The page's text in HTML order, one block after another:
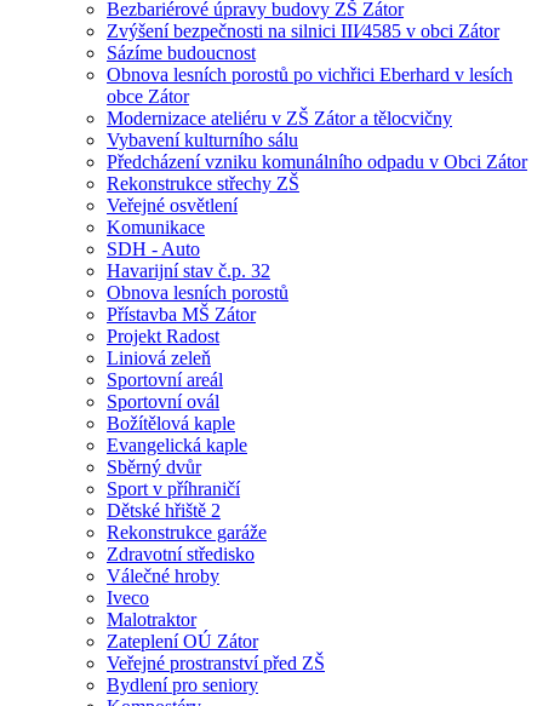
Bezbariérové úpravy budovy ZŠ Zátor
Zvýšení bezpečnosti na silnici III⁄4585 v obci Zátor
Sázíme budoucnost
Obnova lesních porostů po vichřici Eberhard v lesích
obce Zátor
Modernizace ateliéru v ZŠ Zátor a tělocvičny
Vybavení kulturního sálu
Předcházení vzniku komunálního odpadu v Obci Zátor
Rekonstrukce střechy ZŠ
Veřejné osvětlení
Komunikace
SDH - Auto
Havarijní stav č.p. 32
Obnova lesních porostů
Přístavba MŠ Zátor
Projekt Radost
Liniová zeleň
Sportovní areál
Sportovní ovál
Božítělová kaple
Evangelická kaple
Sběrný dvůr
Sport v příhraničí
Dětské hřiště 2
Rekonstrukce garáže
Zdravotní středisko
Válečné hroby
Iveco
Malotraktor
Zateplení OÚ Zátor
Veřejné prostranství před ZŠ
Bydlení pro seniory